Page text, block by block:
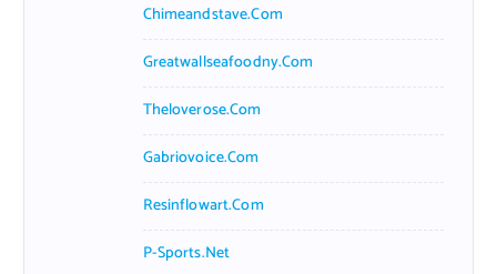
Chimeandstave.com
Greatwallseafoodny.com
Theloverose.com
Gabriovoice.com
Resinflowart.com
P-Sports.net